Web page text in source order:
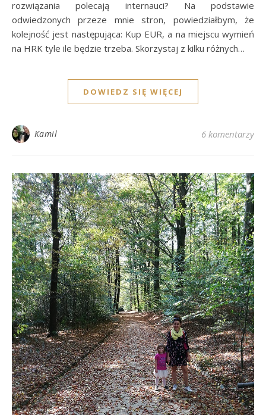
rozwiązania polecają internauci? Na podstawie
odwiedzonych przeze mnie stron, powiedziałbym, że
kolejność jest następująca: Kup EUR, a na miejscu wymień
na HRK tyle ile będzie trzeba. Skorzystaj z kilku różnych…
DOWIEDZ SIĘ WIĘCEJ
Kamil 6 komentarzy